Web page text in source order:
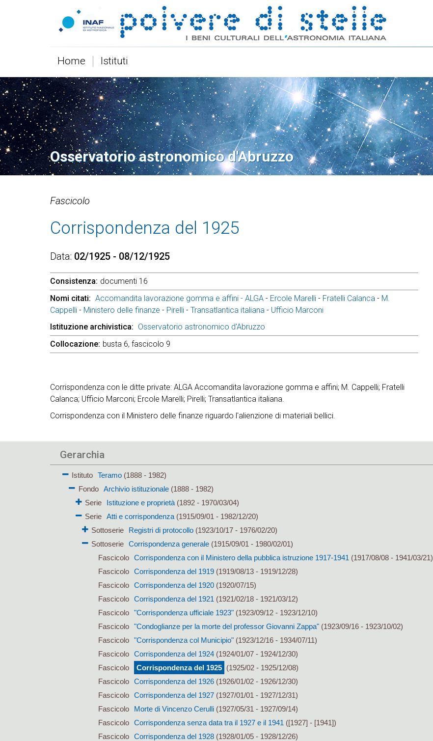
Home Istituti
Osservatorio astronomico d'Abruzzo
Fascicolo
Corrispondenza del 1925
Data 02/1925 - 08/12/1925
Consistenza documenti 16
Nomi citati
Accomandita lavorazione gomma e affini - ALGA - Ercole Marelli - Fratelli Calanca - M.
Cappelli - Ministero delle finanze - Pirelli - Transatlantica italiana - Ufficio Marconi
Istituzione archivistica
Osservatorio astronomico d'Abruzzo
Collocazione busta 6, fascicolo 9
Corrispondenza con le ditte private: ALGA Accomandita lavorazione gomma e affini; M. Cappelli; Fratelli
Calanca; Ufficio Marconi; Ercole Marelli; Pirelli; Transatlantica italiana.
Corrispondenza con il Ministero delle finanze riguardo l'alienzione di materiali bellici.
Gerarchia
Istituto Teramo (1888 - 1982)
Fondo
Archivio istituzionale(1888 - 1982)
Serie
Istituzione e proprietà(1892 - 1970/03/04)
Serie Atti e corrispondenza(1915/09/01 - 1982/12/20)
Sottoserie
Registri di protocollo (1923/10/17 - 1976/02/20)
Sottoserie
Corrispondenza generale (1915/09/01 - 1980/02/01)
Fascicolo
Corrispondenza con il Ministero della pubblica istruzione 1917-1941 (1917/08/08 - 1941/03/21)
Fascicolo
Corrispondenza del 1919(1919/08/13 - 1919/12/28)
Fascicolo
Corrispondenza del 1920(1920/07/15)
Fascicolo
Corrispondenza del 1921 (1921/02/18 - 1921/03/12)
Fascicolo
"Corrispondenza ufficiale 1923"(1923/09/12 - 1923/12/10)
Fascicolo
"Condoglianze per la morte del professor Giovanni Zappa"(1923/09/16 - 1923/10/02)
Fascicolo
"Corrispondenza col Municipio"(1923/12/16 - 1934/07/11)
Fascicolo
Corrispondenza del 1924(1924/01/07 - 1924/12/30)
Fascicolo
Corrispondenza del 1925
(1925/02 - 1925/12/08)
Fascicolo
Corrispondenza del 1926(1926/01/02 - 1926/12/30)
Fascicolo
Corrispondenza del 1927(1927/01/01 - 1927/12/31)
Fascicolo
Morte di Vincenzo Cerulli(1927/05/31 - 1927/09/14)
Fascicolo
Corrispondenza senza data tra il 1927 e il 1941 ([1927] - [1941])
Fascicolo
Corrispondenza del 1928(1928/01/05 - 1928/12/26)